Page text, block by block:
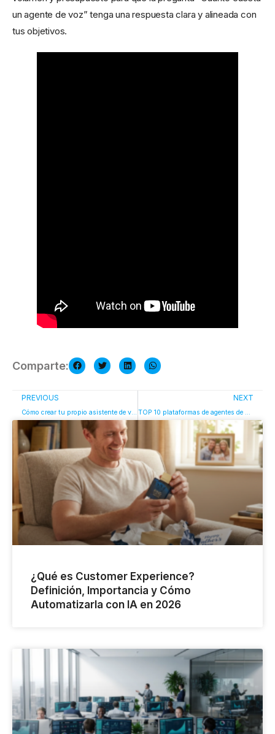
un agente de voz” tenga una respuesta clara y alineada con
tus objetivos.
Comparte:
PREVIOUS
Cómo crear tu propio asistente de voz IA sin necesidad de programar
NEXT
TOP 10 plataformas de agentes de voz con IA para grandes centros de contacto en 2026
¿Qué es Customer Experience?
Definición, Importancia y Cómo
Automatizarla con IA en 2026